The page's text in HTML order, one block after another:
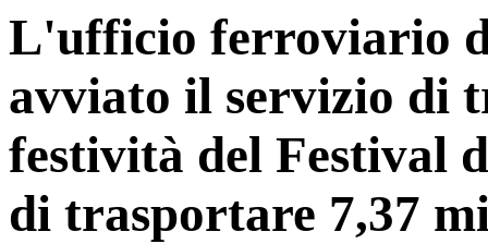
L'ufficio ferroviario
avviato il servizio di
festività del Festival
di trasportare 7,37